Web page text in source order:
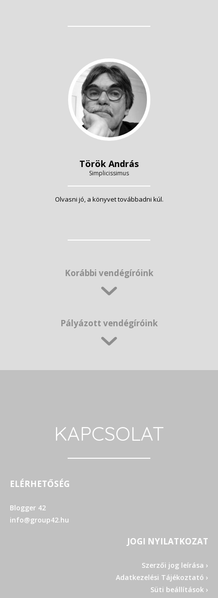
Török András
Simplicissimus
Olvasni jó, a könyvet továbbadni kúl.
Korábbi vendégíróink
Pályázott vendégíróink
KAPCSOLAT
ELÉRHETŐSÉG
Blogger 42
info@group42.hu
JOGI NYILATKOZAT
Szerzői jog leírása ›
Adatkezelési Tájékoztató ›
Süti beállítások ›